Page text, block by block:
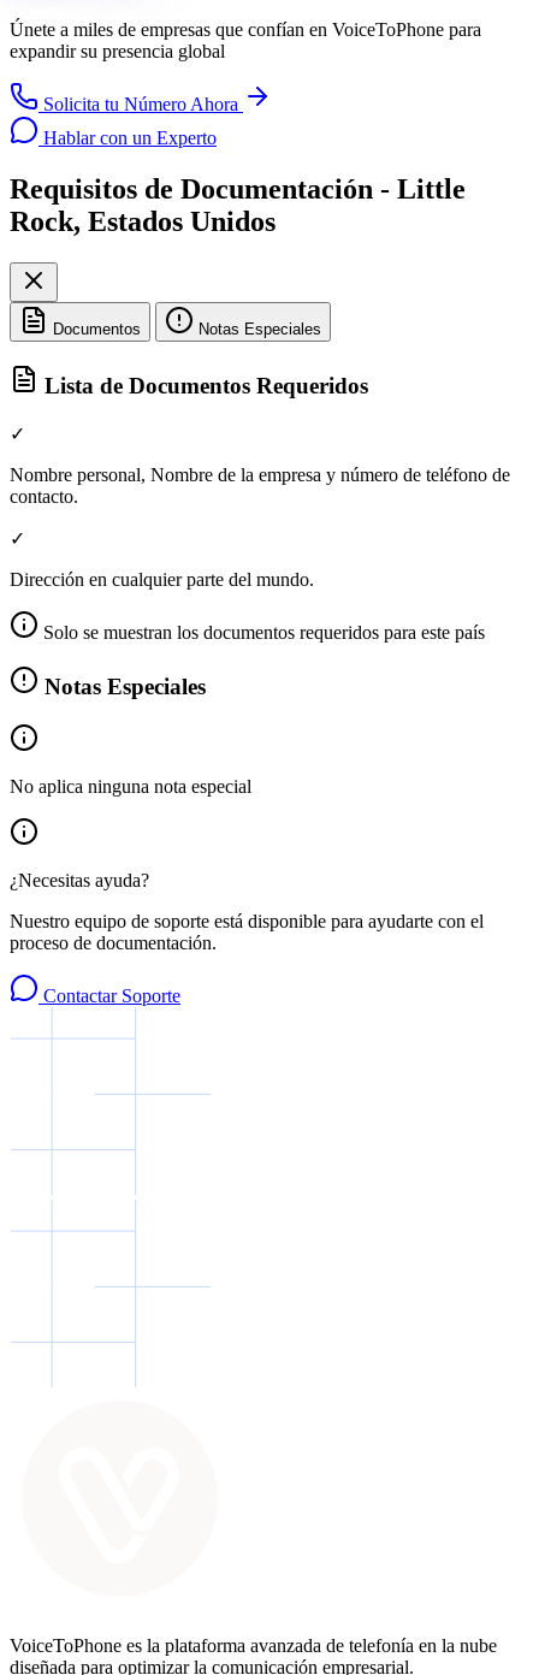
Únete a miles de empresas que confían en VoiceToPhone para
expandir su presencia global
Solicita tu Número Ahora
Hablar con un Experto
Requisitos de Documentación - Little
Rock, Estados Unidos
Documentos Notas Especiales
Lista de Documentos Requeridos
✓
Nombre personal, Nombre de la empresa y número de teléfono de
contacto.
✓
Dirección en cualquier parte del mundo.
Solo se muestran los documentos requeridos para este país
Notas Especiales
No aplica ninguna nota especial
¿Necesitas ayuda?
Nuestro equipo de soporte está disponible para ayudarte con el
proceso de documentación.
Contactar Soporte
VoiceToPhone es la plataforma avanzada de telefonía en la nube
diseñada para optimizar la comunicación empresarial.